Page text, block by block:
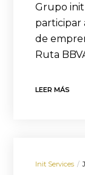
Grupo init
participar
de
Ruta
LEER MÁS
Init Services